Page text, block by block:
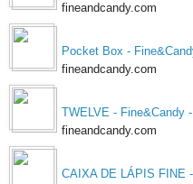
fineandcandy.com
Pocket Box -
fineandcandy.com
TWELVE - Fine&Candy
fineandcandy.com
CAIXA DE LÁPIS FINE